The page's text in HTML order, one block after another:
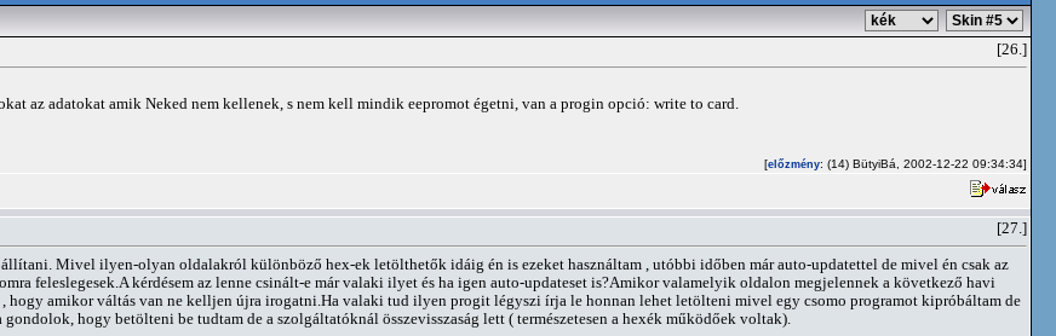
[26.]
az adatokat amik Neked nem kellenek, s nem kell mindik eepromot égetni, van a progin opció: write to card.
[előzmény: (14) BütyiBá, 2002-12-22 09:34:34]
[27.]
Mivel ilyen-olyan oldalakról különböző hex-ek letölthetők idáig én is ezeket használtam , utóbbi időben már auto-updatettel de mivel én csak az
feleslegesek.A kérdésem az lenne csinált-e már valaki ilyet és ha igen auto-updateset is?Amikor valamelyik oldalon megjelennek a következő havi
hogy amikor váltás van ne kelljen újra irogatni.Ha valaki tud ilyen progit légyszi írja le honnan lehet letölteni mivel egy csomo programot kipróbáltam de
hogy betölteni be tudtam de a szolgáltatóknál összevisszaság lett ( természetesen a hexék működőek voltak).